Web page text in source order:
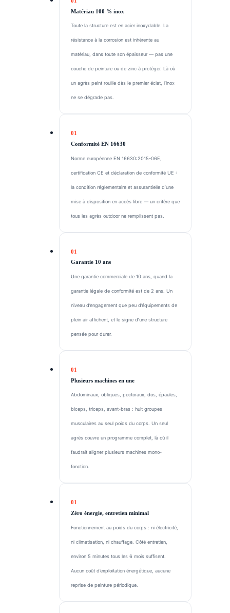
Matériau 100 % inox
Toute la structure est en acier inoxydable. La
résistance à la corrosion est inhérente au
matériau, dans toute son épaisseur — pas une
couche de peinture ou de zinc à protéger. Là où
un agrès peint rouille dès le premier éclat, l’inox
ne se dégrade pas.
Conformité EN 16630
Norme européenne EN 16630:2015-06E,
certification CE et déclaration de conformité UE :
la condition réglementaire et assurantielle d’une
mise à disposition en accès libre — un critère que
tous les agrès outdoor ne remplissent pas.
Garantie 10 ans
Une garantie commerciale de 10 ans, quand la
garantie légale de conformité est de 2 ans. Un
niveau d’engagement que peu d’équipements de
plein air affichent, et le signe d’une structure
pensée pour durer.
Plusieurs machines en une
Abdominaux, obliques, pectoraux, dos, épaules,
biceps, triceps, avant-bras : huit groupes
musculaires au seul poids du corps. Un seul
agrès couvre un programme complet, là où il
faudrait aligner plusieurs machines mono-
fonction.
Zéro énergie, entretien minimal
Fonctionnement au poids du corps : ni électricité,
ni climatisation, ni chauffage. Côté entretien,
environ 5 minutes tous les 6 mois suffisent.
Aucun coût d’exploitation énergétique, aucune
reprise de peinture périodique.